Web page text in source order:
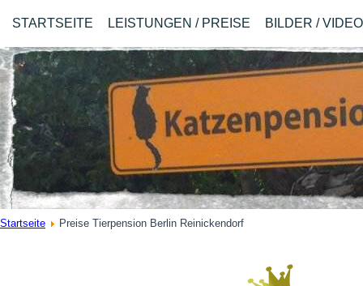
STARTSEITE LEISTUNGEN / PREISE BILDER /
Startseite Preise Tierpension Berlin Reinickendorf